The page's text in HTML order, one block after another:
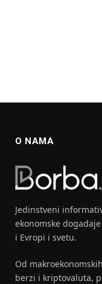
O NAMA
Jedinstveni
ekonomske
i Evropi i svetu.
Od
berzi i kriptovaluta,